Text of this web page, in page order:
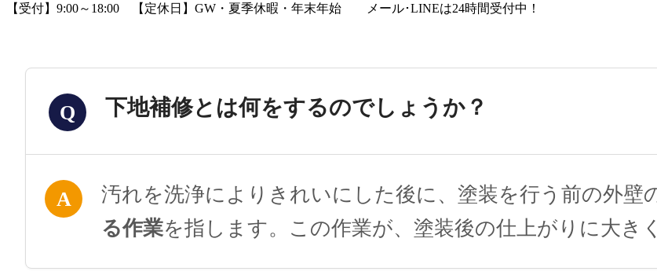
【受付】9:00～18:00 【定休日】GW・夏季休暇・年末年始 メール･LINEは24時間受付中！
Q 下地補修とは何をするのでしょうか？
A 汚れを洗浄によりきれいにした後に、塗装を行う前の外壁
る作業を指します。この作業が、塗装後の仕上がりに大き